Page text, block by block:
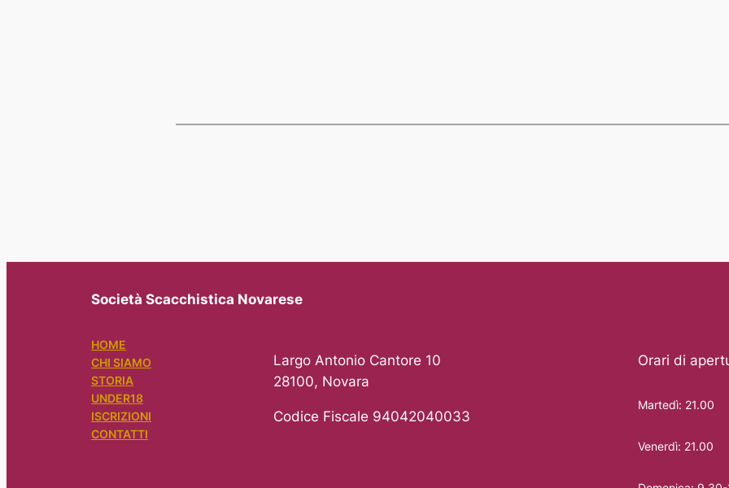
Società Scacchistica Novarese
HOME
CHI SIAMO
STORIA
UNDER18
ISCRIZIONI
CONTATTI
Largo Antonio Cantore 10
28100, Novara
Codice Fiscale 94042040033
Orari di
Martedì: 21.00
Venerdì: 21.00